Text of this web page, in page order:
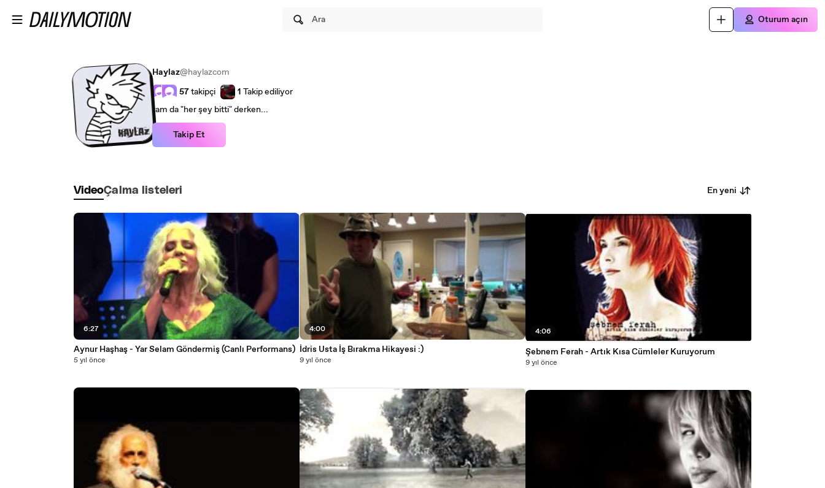
Ara Oturum açın
Haylaz@haylazcom
57takipçi 1 Takip ediliyor
tam da "her şey bitti" derken...
Takip Et
VideoÇalma listeleri En yeni
6:27
Aynur Haşhaş - Yar Selam Göndermiş (Canlı Performans)
5 yıl önce
4:00
İdris Usta İş Bırakma Hikayesi :)
9 yıl önce
4:06
Şebnem Ferah - Artık Kısa Cümleler Kuruyorum
9 yıl önce